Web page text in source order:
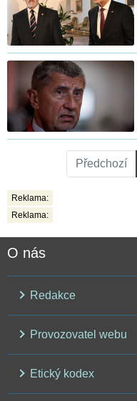
Předchozí
Reklama:
Reklama:
O nás
Redakce
Provozovatel webu
Etický kodex